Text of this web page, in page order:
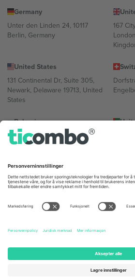
Germany
Unter den Linden 24, 10117
Berlin, Germany
167
United States
131 Continental Dr, Suite 305,
Newark, Delaware 19713, United
States
Bulgaria
Regus Sofia City West, bul
Totleben 53-55, 1606 Sofia,
UAE
Mexico
Av Chapultepec 360, Roma
Norte, Cuauhtémoc, 06700
Ciudad de México, CDMX,
sted, begivenhet og/eller domene. For
arrangementsside, forlag og vilkår.,
2026 Ticombo. Alle rettigheter reservert.